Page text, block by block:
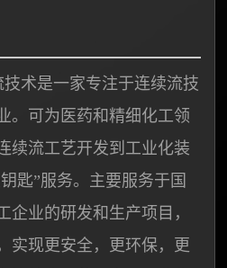
术是一家专注于连续流技
。可为医药和精细化工领
续流工艺开发到工业化装
匙”服务。主要服务于国
企业的研发和生产项目，
实现更安全，更环保，更